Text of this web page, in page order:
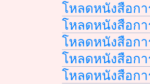
โหลดหนังสือกา
โหลดหนังสือกา
โหลดหนังสือกา
โหลดหนังสือกา
โหลดหนังสือกา